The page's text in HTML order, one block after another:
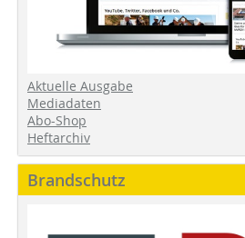
Aktuelle Ausgabe
Mediadaten
Abo-Shop
Heftarchiv
Brandschutz